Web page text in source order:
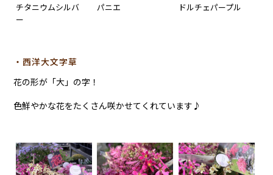
チタニウムシルバ
ー
パニエ ドルチェパープル
・西洋大文字草
花の形が「大」の字！
色鮮やかな花をたくさん咲かせてくれています♪